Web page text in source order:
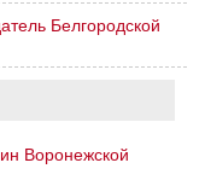
Белгородской
Воронежской